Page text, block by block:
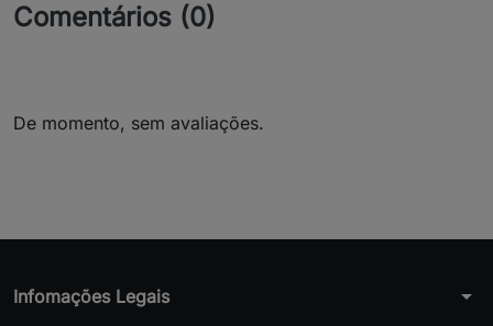
Comentários (0)
De momento, sem avaliações.
Infomações Legais arrow_drop_down